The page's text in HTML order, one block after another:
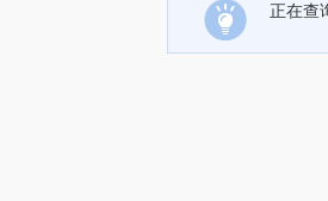
正在查